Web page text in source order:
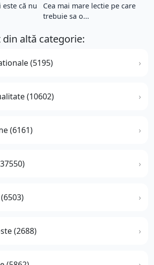
că nu
Cea mai mare lectie pe care
trebuie sa o...
altă categorie:
(5195)
(10602)
(6161)
(2688)